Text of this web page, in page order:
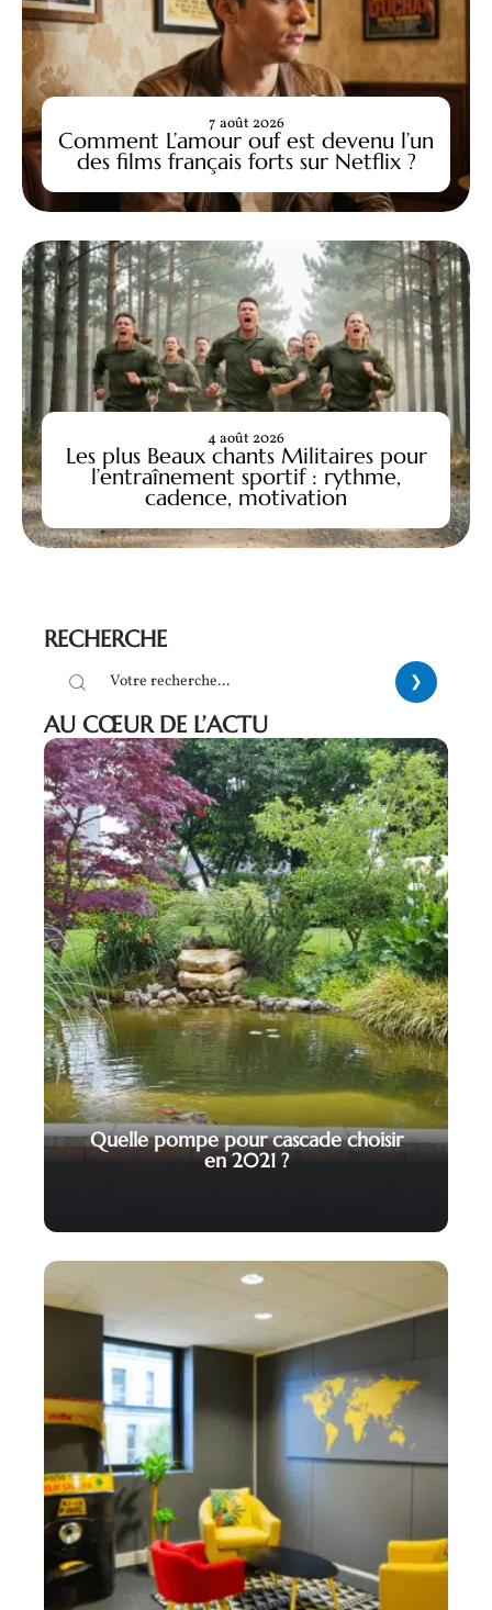
Comment L’amour ouf est devenu l’un
des films français forts sur Netflix ?
7 août 2026
Les plus Beaux chants Militaires pour
l’entraînement sportif : rythme,
cadence, motivation
4 août 2026
RECHERCHE
AU CŒUR DE L’ACTU
Quelle pompe pour cascade choisir
en 2021 ?